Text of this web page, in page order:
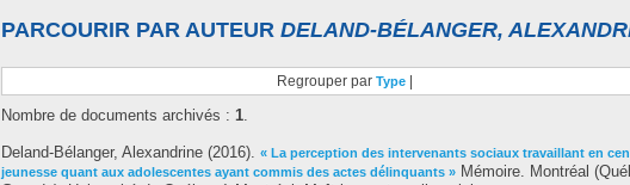
PARCOURIR PAR AUTEUR DELAND-BÉLANGER,
Regrouper par Type
Nombre de documents archivés : 1.
Deland-Bélanger, Alexandrine (2016). « La perception des intervenants sociaux travaillant en
jeunesse quant aux adolescentes ayant commis des actes délinquants » Mémoire. Montréal